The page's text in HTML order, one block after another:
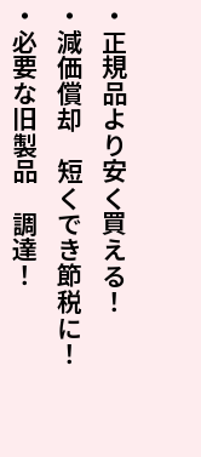
・正規品より安く買える！
・減価償却を短くでき節税に！
・必要な旧製品を調達！